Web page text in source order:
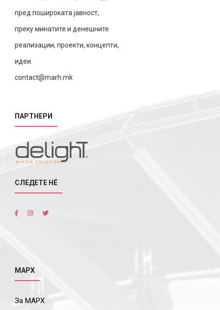
пред пошироката јавност,
преку минатите и денешните
реализации, проекти, концепти,
идеи.
contact@marh.mk
ПАРТНЕРИ
СЛЕДЕТЕ НÉ
МАРХ
За МАРХ